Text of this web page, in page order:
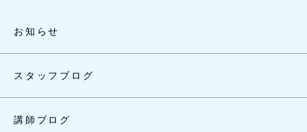
お知らせ
スタッフブログ
講師ブログ